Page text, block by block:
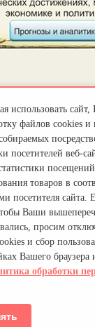
|
использовать сайт,
файлов cookies и
посетителей веб-
товаров в
посетителя сайта.
Ваши
просим
и сбор
Вашего браузера
обработки